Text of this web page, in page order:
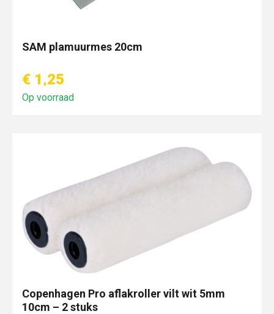
SAM plamuurmes 20cm
€ 1,25
Op voorraad
Copenhagen Pro aflakroller vilt wit 5mm
10cm – 2 stuks